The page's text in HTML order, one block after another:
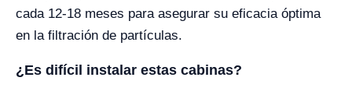
cada 12-18 meses para asegurar su eficacia óptima
en la filtración de partículas.
¿Es difícil instalar estas cabinas?